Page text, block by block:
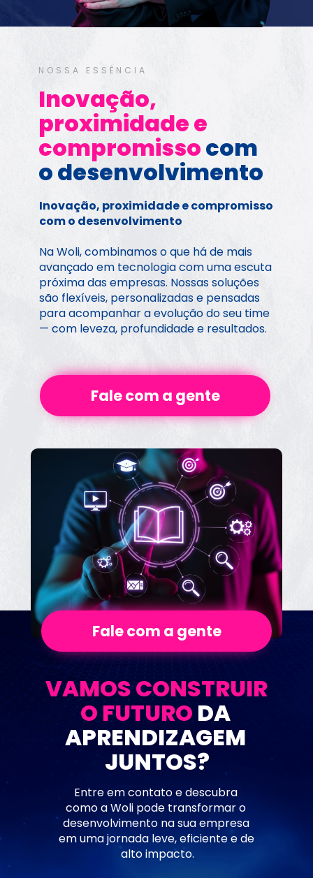
NOSSA ESSÊNCIA
Inovação,
proximidade e
compromisso com
o desenvolvimento
Inovação, proximidade e compromisso
com o desenvolvimento
Na Woli, combinamos o que há de mais
avançado em tecnologia com uma escuta
próxima das empresas. Nossas soluções
são flexíveis, personalizadas e pensadas
para acompanhar a evolução do seu time
— com leveza, profundidade e resultados.
Fale com a gente
VAMOS CONSTRUIR
O FUTURO DA
APRENDIZAGEM
JUNTOS?
Entre em contato e descubra
como a Woli pode transformar o
desenvolvimento na sua empresa
em uma jornada leve, eficiente e de
alto impacto.
Fale com a gente